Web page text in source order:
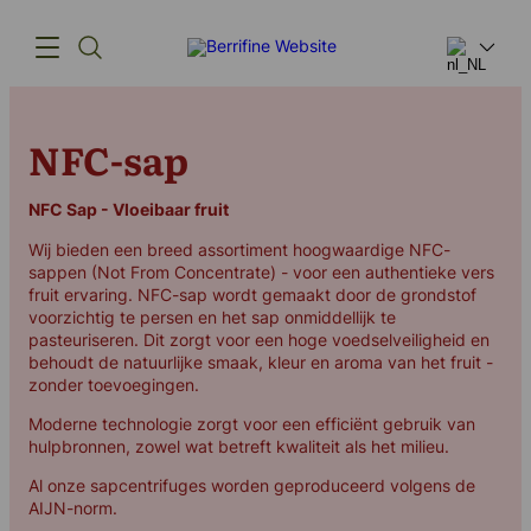
Producten
Innovatie
Toeleveringsketen
Ons verhaal
(+45) 57 67 50 05
info@berrifine.com
NFC-sap
NFC Sap - Vloeibaar fruit
Wij bieden een breed assortiment hoogwaardige NFC-
sappen (Not From Concentrate) - voor een authentieke vers
fruit ervaring. NFC-sap wordt gemaakt door de grondstof
voorzichtig te persen en het sap onmiddellijk te
pasteuriseren. Dit zorgt voor een hoge voedselveiligheid en
behoudt de natuurlijke smaak, kleur en aroma van het fruit -
zonder toevoegingen.
Moderne technologie zorgt voor een efficiënt gebruik van
hulpbronnen, zowel wat betreft kwaliteit als het milieu.
Al onze sapcentrifuges worden geproduceerd volgens de
AIJN-norm.